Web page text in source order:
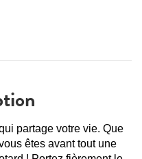
partage votre vie. Que
êtes avant tout une